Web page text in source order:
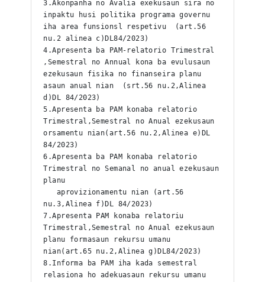
3.Akonpanha no Avalia exekusaun sira no
inpaktu husi politika programa governu
iha area funsionsl respetivu  (art.56
nu.2 alinea c)DL84/2023)
4.Apresenta ba PAM-relatorio Trimestral
,Semestral no Annual kona ba evulusaun
ezekusaun fisika no finanseira planu
asaun anual nian  (srt.56 nu.2,Alinea
d)DL 84/2023)
5.Apresenta ba PAM konaba relatorio
Trimestral,Semestral no Anual ezekusaun
orsamentu nian(art.56 nu.2,Alinea e)DL
84/2023)
6.Apresenta ba PAM konaba relatorio
Trimestral no Semanal no anual ezekusaun
planu
nu.3,Alinea f)DL 84/2023)
7.Apresenta PAM konaba relatoriu
Trimestral,Semestral no Anual ezekusaun
planu formasaun rekursu umanu
nian(art.65 nu.2,Alinea g)DL84/2023)
8.Informa ba PAM iha kada semestral
relasiona ho adekuasaun rekursu umanu